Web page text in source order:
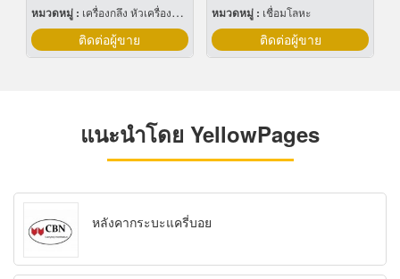
หมวดหมู่ : เครื่องกลึง หัวเครื่องและอุปกรณ์
ติดต่อผู้ขาย
หมวดหมู่ : เชื่อมโลหะ
ติดต่อผู้ขาย
แนะนำโดย YellowPages
หลังคากระบะแครี่บอย